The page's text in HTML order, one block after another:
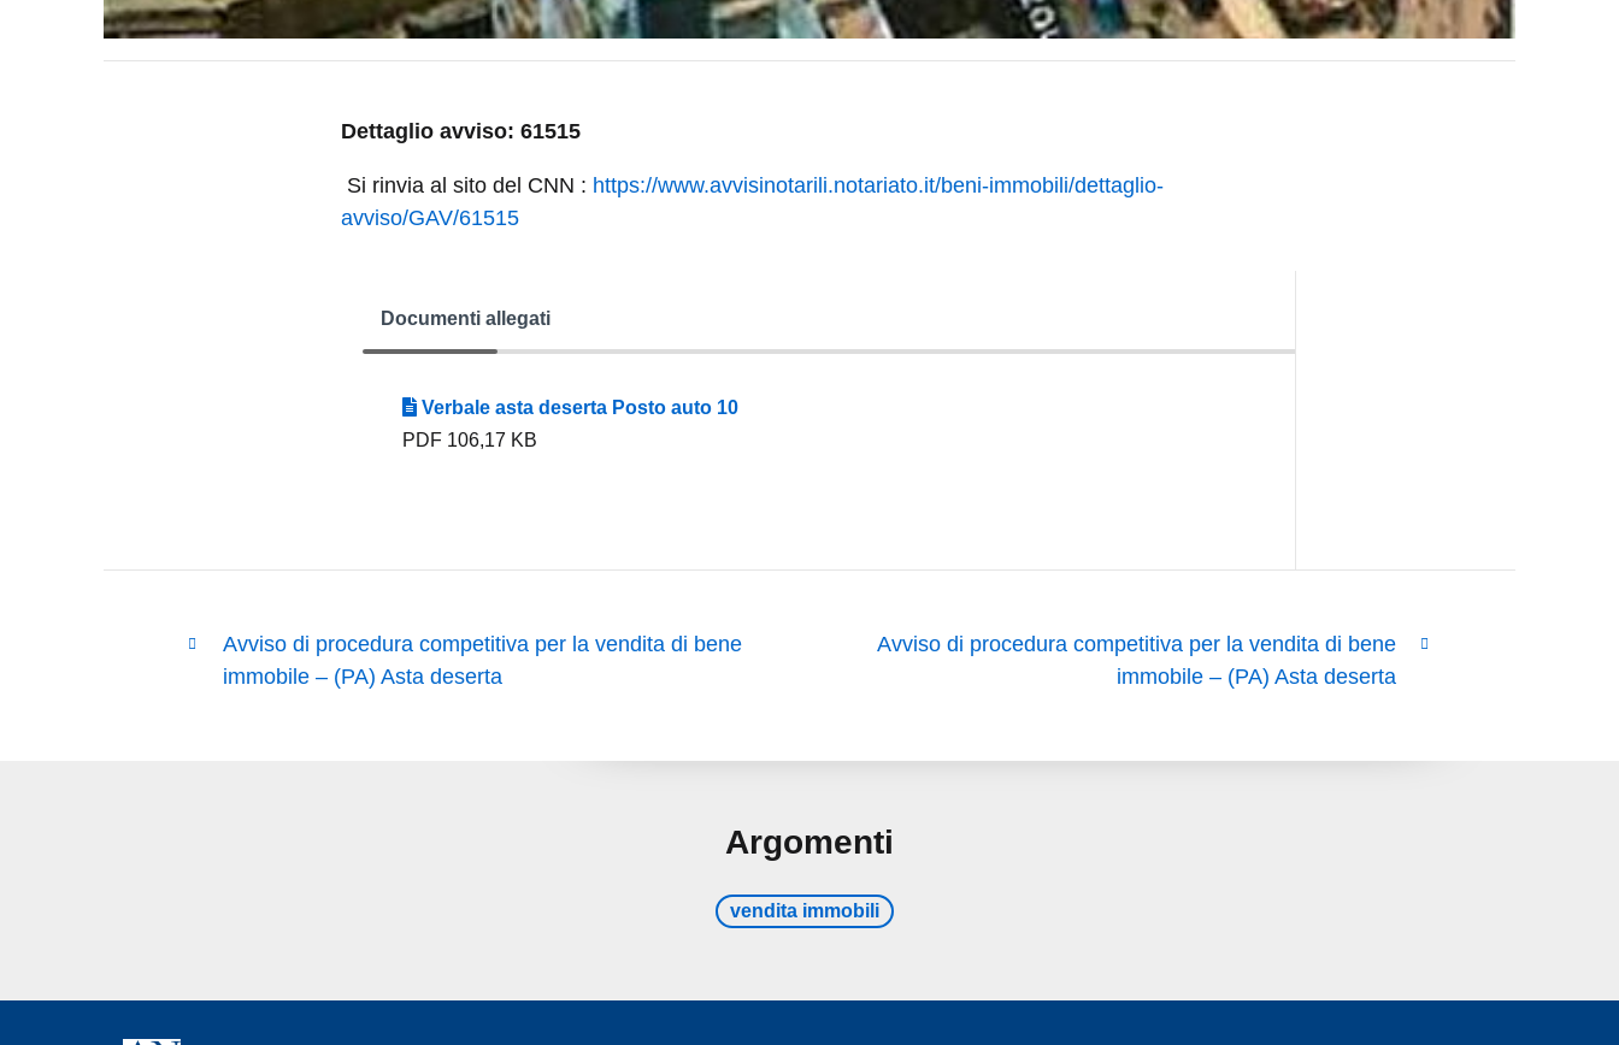
Dettaglio avviso: 61515
Si rinvia al sito del CNN : https://www.avvisinotarili.notariato.it/beni-immobili/dettaglio-
avviso/GAV/61515
Documenti allegati
Verbale asta deserta Posto auto 10
PDF 106,17 KB
Avviso di procedura competitiva per la vendita di bene
immobile – (PA) Asta deserta
Avviso di procedura competitiva per la vendita di bene
immobile – (PA) Asta deserta
Argomenti
vendita immobili